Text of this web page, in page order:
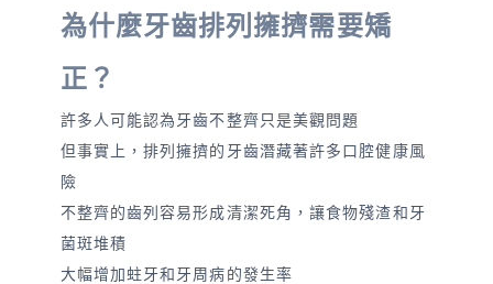
為什麼牙齒排列擁擠需要矯
正？
許多人可能認為牙齒不整齊只是美觀問題
但事實上，排列擁擠的牙齒潛藏著許多口腔健康風
險
不整齊的齒列容易形成清潔死角，讓食物殘渣和牙
菌斑堆積
大幅增加蛀牙和牙周病的發生率